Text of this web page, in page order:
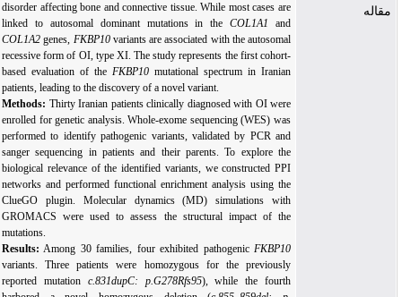
مقاله
disorder affecting bone and connective tissue. While most cases are
linked to autosomal dominant mutations in theCOL1A1and
COL1A2genes,FKBP10variants are associated with the autosomal
recessive form of OI, type XI. The study represents the first cohort-
based evaluation of theFKBP10mutational spectrum in Iranian
patients, leading to the discovery of a novel variant.
Methods:Thirty Iranian patients clinically diagnosed with OI were
enrolled for genetic analysis.Whole-exome sequencing(WES) was
performed to identify pathogenic variants, validated by PCR and
sanger sequencing in patients and their parents. To explore the
biological relevance of the identified variants, we constructed PPI
networks and performed functional enrichment analysis using the
ClueGO plugin.Molecular dynamics(MD) simulations with
GROMACS were used to assess the structural impact of the
mutations.
Results:Among 30 families, four exhibited pathogenicFKBP10
variants. Three patients were homozygous for the previously
reported mutationc.831dupC: p.G278Rfs95 ), while the fourth